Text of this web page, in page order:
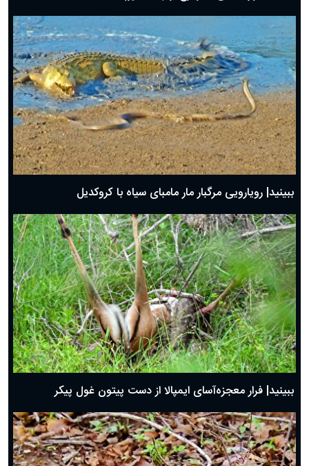
ببینید| رویارویی مرگبار مار مامبای سیاه با کروکدیل
ببینید| فرار معجزه‌آسای ایمپالا از دست پیتون غول پیکر